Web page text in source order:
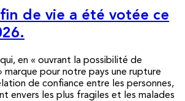
de vie a été votée ce
en « ouvrant la possibilité de
pour notre pays une rupture
de confiance entre les personnes,
envers les plus fragiles et les malades